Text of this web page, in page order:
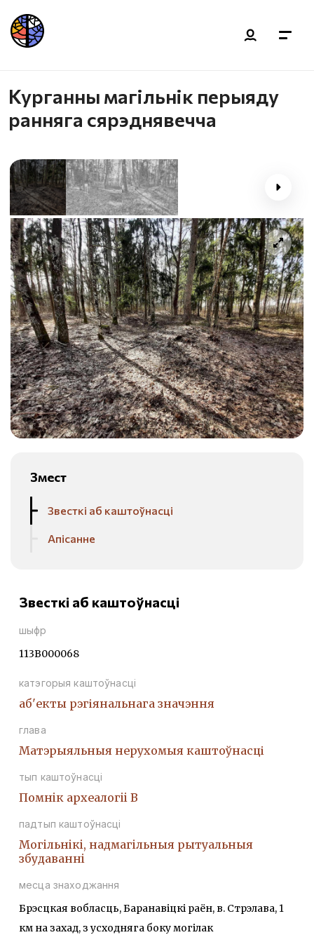
Курганны магільнік перыяду
ранняга сярэднявечча
Змест
Звесткі аб каштоўнасці
Апісанне
Звесткі аб каштоўнасці
шыфр
113В000068
катэгорыя каштоўнасці
аб'екты рэгіянальнага значэння
глава
Матэрыяльныя нерухомыя каштоўнасці
тып каштоўнасці
Помнiк археалогii В
падтып каштоўнасці
Могiльнiкi, надмагiльныя рытуальныя
збудаваннi
месца знаходжання
Брэсцкая вобласць, Баранавіцкі раён, в. Стрэлава, 1
км на захад, з усходняга боку могілак